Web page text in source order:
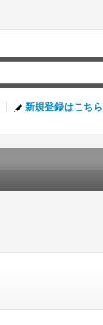
新規登録はこちら